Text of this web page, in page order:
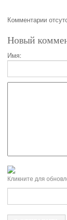
Комментарии
Новый
Имя:
Кликните для